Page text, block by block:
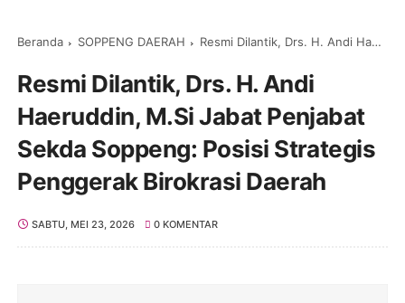
Beranda SOPPENG DAERAH Resmi Dilantik, Drs. H. Andi Haeruddin, M.Si Jabat Penjabat Sekda Soppeng: Posisi Strategis Penggerak Birokrasi Daerah
Resmi Dilantik, Drs. H. Andi
Haeruddin, M.Si Jabat Penjabat
Sekda Soppeng: Posisi Strategis
Penggerak Birokrasi Daerah
SABTU, MEI 23, 2026 0 KOMENTAR